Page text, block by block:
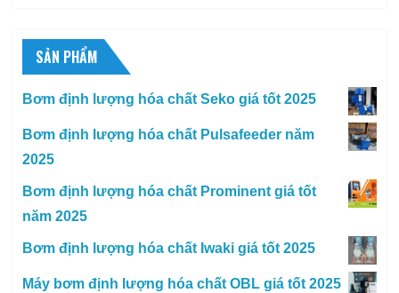
SẢN PHẨM
Bơm định lượng hóa chất Seko giá tốt 2025
Bơm định lượng hóa chất Pulsafeeder năm
2025
Bơm định lượng hóa chất Prominent giá tốt
năm 2025
Bơm định lượng hóa chất Iwaki giá tốt 2025
Máy bơm định lượng hóa chất OBL giá tốt 2025